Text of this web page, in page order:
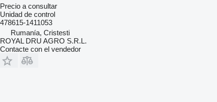
Precio a consultar
Unidad de control
478615-1411053
Rumanía, Cristesti
ROYAL DRU AGRO S.R.L.
Contacte con el vendedor